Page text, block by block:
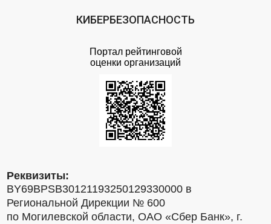
КИБЕРБЕЗОПАСНОСТЬ
Портал рейтинговой
оценки организаций
Реквизиты:
BY69BPSB30121193250129330000 в
Региональной Дирекции № 600
по Могилевской области, ОАО «Сбер Банк», г.